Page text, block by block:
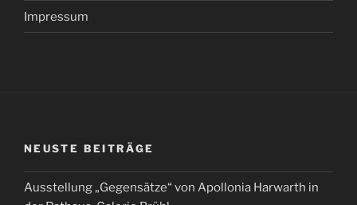
Impressum
NEUSTE BEITRÄGE
Ausstellung „Gegensätze“ von Apollonia Harwarth in